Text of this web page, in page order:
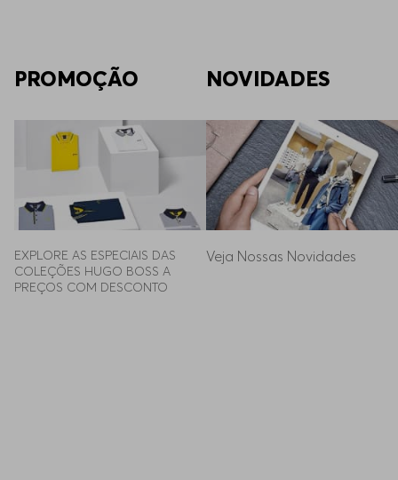
PROMOÇÃO
EXPLORE AS ESPECIAIS DAS
COLEÇÕES HUGO BOSS A
PREÇOS COM DESCONTO
NOVIDADES
Veja Nossas Novidades